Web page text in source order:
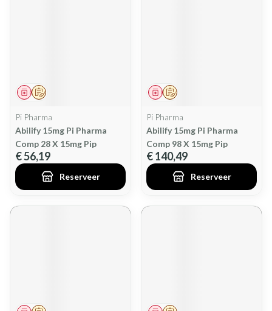
Op voorschrift
Geneesmiddel
Pi Pharma
Abilify 15mg Pi Pharma
Comp 28 X 15mg Pip
€ 56,19
Reserveer
Op voorschrift
Geneesmiddel
Pi Pharma
Abilify 15mg Pi Pharma
Comp 98 X 15mg Pip
€ 140,49
Reserveer